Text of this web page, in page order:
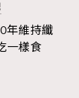
年維持纖
一樣食